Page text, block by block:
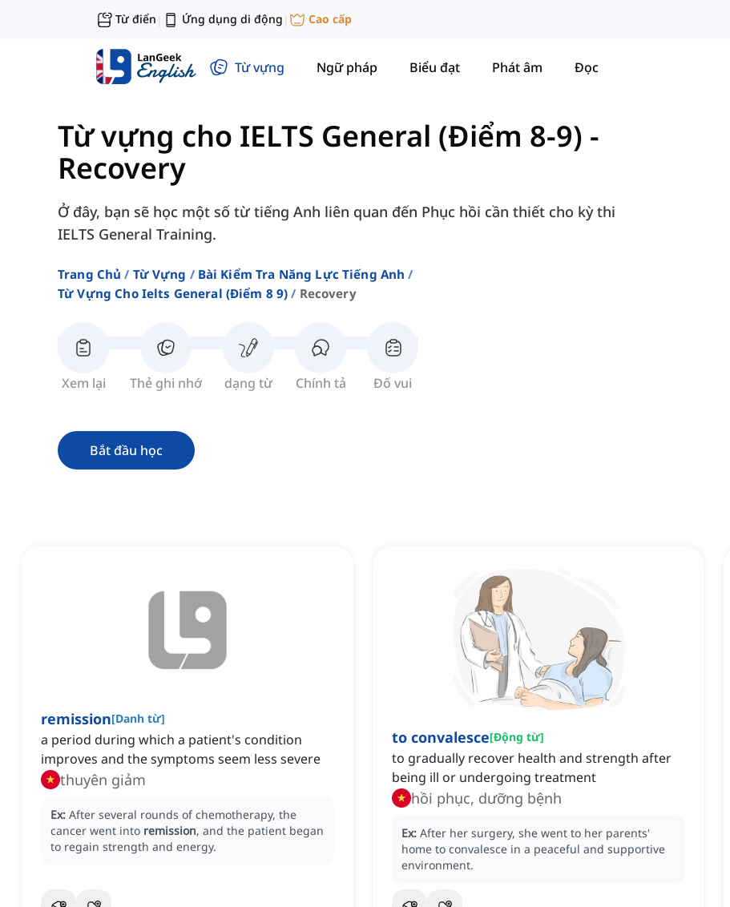
Từ điển | Ứng dụng di động | Cao cấp
Từ vựng Ngữ pháp Biểu đạt Phát âm Đọc
Từ vựng cho IELTS General (Điểm 8-9) -
Recovery
Ở đây, bạn sẽ học một số từ tiếng Anh liên quan đến Phục hồi cần thiết cho kỳ thi
IELTS General Training.
Trang Chủ Từ Vựng
Bài Kiểm Tra Năng Lực Tiếng Anh
Từ Vựng Cho Ielts General (điểm 8 9)
Recovery
Xem lại Thẻ ghi nhớ dạng từ Chính tả Đố vui
Bắt đầu học
remission[Danh từ]
a period during which a patient's condition
improves and the symptoms seem less severe
thuyên giảm
Ex: After several rounds of chemotherapy, the
cancer went into remission, and the patient began
to regain strength and energy.
to convalesce[Động từ]
to gradually recover health and strength after
being ill or undergoing treatment
hồi phục, dưỡng bệnh
Ex: After her surgery, she went to her parents'
home to convalesce in a peaceful and supportive
environment.